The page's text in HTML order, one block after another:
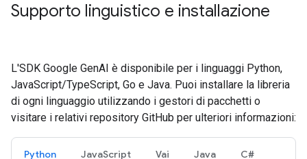
Supporto linguistico e installazione
L'SDK Google GenAI è disponibile per i linguaggi Python,
JavaScript/TypeScript, Go e Java. Puoi installare la libreria
di ogni linguaggio utilizzando i gestori di pacchetti o
visitare i relativi repository GitHub per ulteriori informazioni:
Python JavaScript Vai Java C#